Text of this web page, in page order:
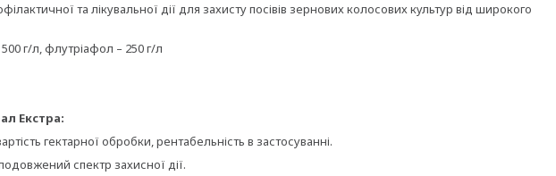
та лікувальної дії для захисту посівів зернових колосових культур від широкого
г/л, флутріафол – 250 г/л
Екстра:
гектарної обробки, рентабельність в застосуванні.
спектр захисної дії.